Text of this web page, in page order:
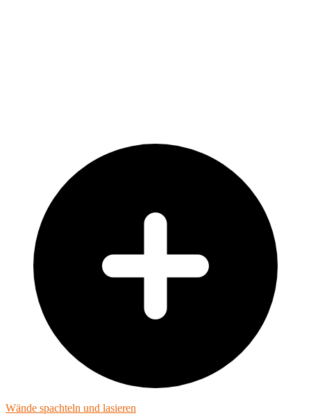
Wände spachteln und lasieren